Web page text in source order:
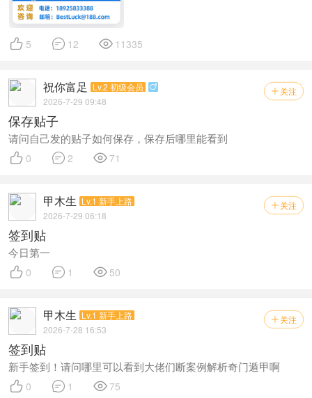
 5  12  11335
 关注
祝你富足 Lv.2 初级会员 
2026-7-29 09:48
保存贴子
请问自己发的贴子如何保存，保存后哪里能看到
 0  2  71
 关注
甲木生 Lv.1 新手上路
2026-7-29 06:18
签到贴
今日第一
 0  1  50
 关注
甲木生 Lv.1 新手上路
2026-7-28 16:53
签到贴
新手签到！请问哪里可以看到大佬们断案例解析奇门遁甲啊
 0  1  75